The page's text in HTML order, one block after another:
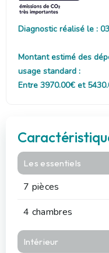
Diagnostic réalisé le :
Montant estimé des
usage standard :
Entre 3970.00€ et
Les essentiels
7 pièces
4 chambres
Intérieur